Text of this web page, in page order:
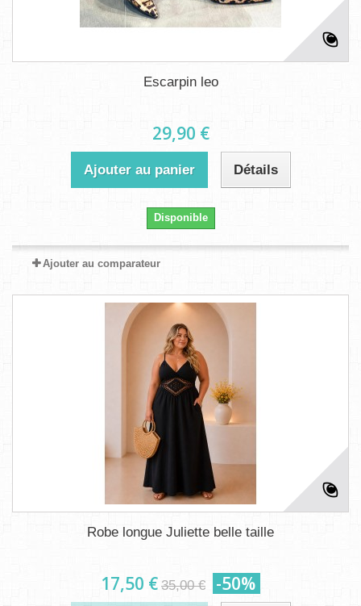
Escarpin leo
29,90 €
Ajouter au panier Détails
Disponible
Ajouter au comparateur
Robe longue Juliette belle taille
17,50 € 35,00 € -50%